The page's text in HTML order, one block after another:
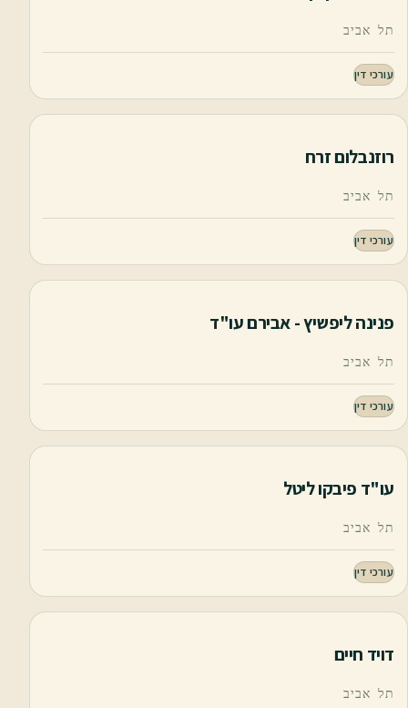
תל אביב
עורכי דין
רוזנבלום זרח
תל אביב
עורכי דין
פנינה ליפשיץ - אבירם עו"ד
תל אביב
עורכי דין
עו"ד פיבקו ליטל
תל אביב
עורכי דין
דויד חיים
תל אביב